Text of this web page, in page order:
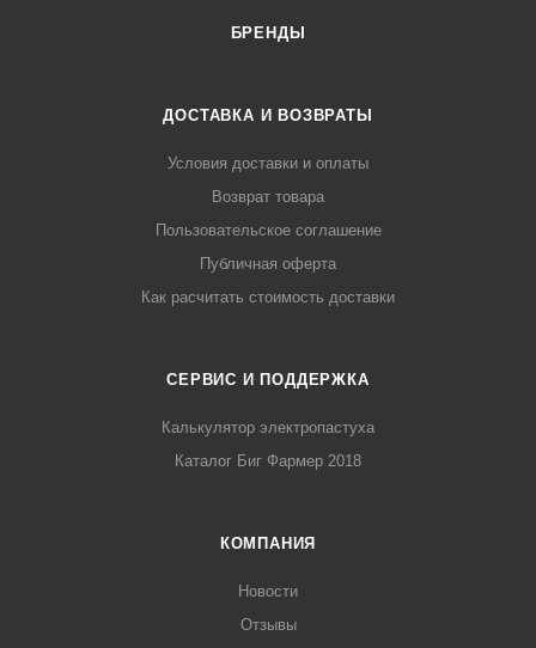
БРЕНДЫ
ДОСТАВКА И ВОЗВРАТЫ
Условия доставки и оплаты
Возврат товара
Пользовательское соглашение
Публичная оферта
Как расчитать стоимость доставки
СЕРВИС И ПОДДЕРЖКА
Калькулятор электропастуха
Каталог Биг Фармер 2018
КОМПАНИЯ
Новости
Отзывы